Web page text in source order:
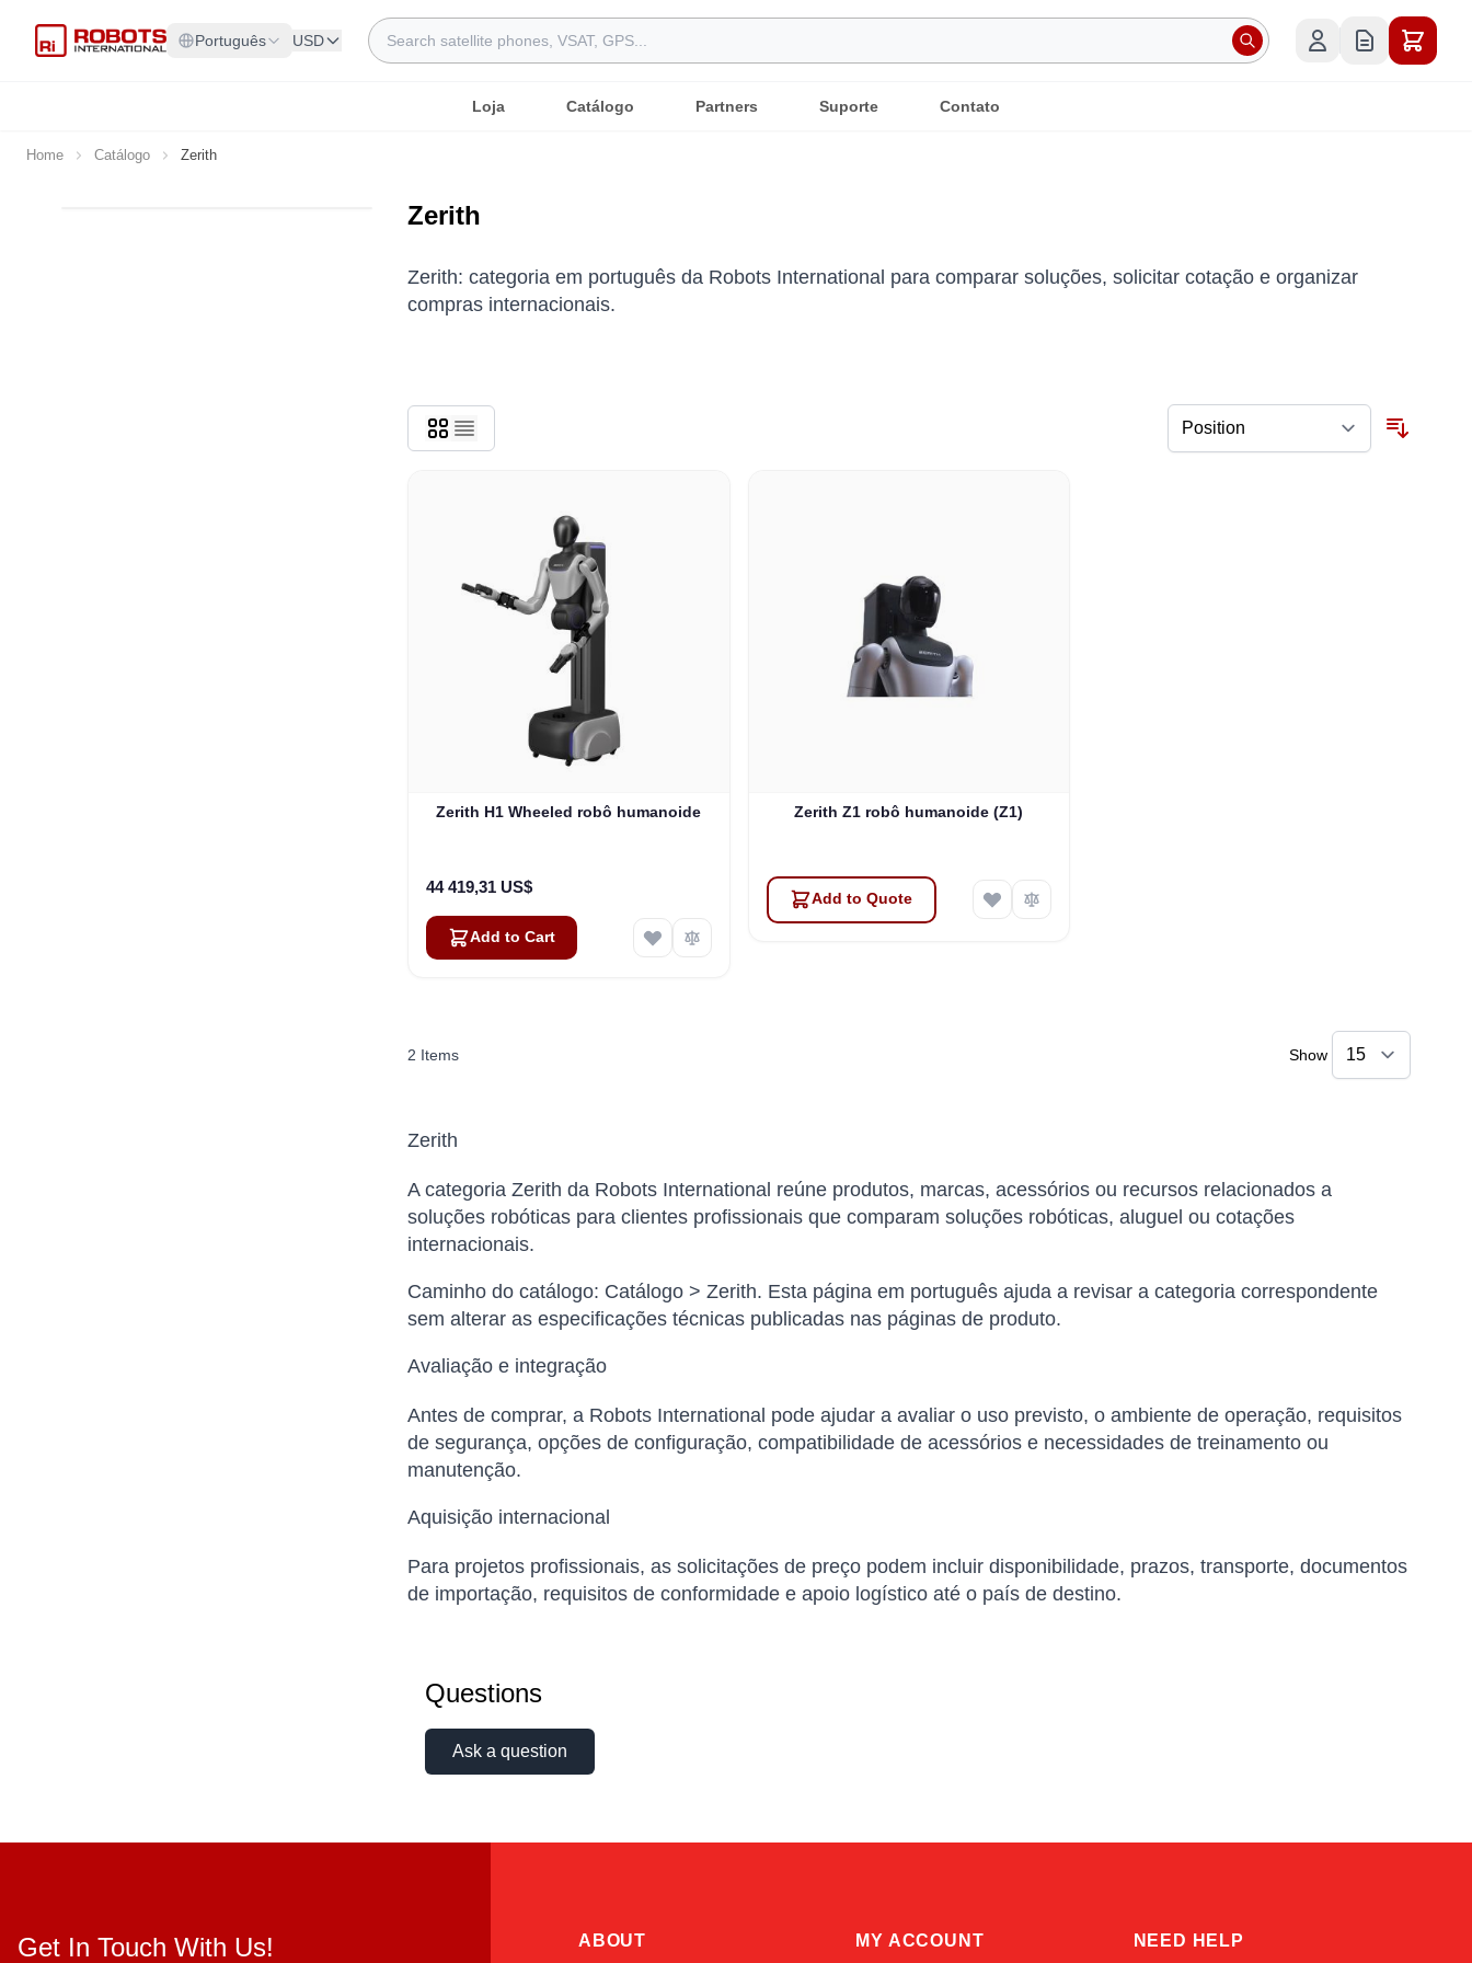
Português USD
Search
Loja Catálogo Partners Suporte Contato
Home Catálogo Zerith
Zerith
Zerith: categoria em português da Robots International para comparar soluções, solicitar cotação e organizar
compras internacionais.
Zerith H1 Wheeled robô humanoide
44 419,31 US$
Add to Cart
Zerith Z1 robô humanoide (Z1)
Add to Quote
2 Items Show
Zerith
A categoria Zerith da Robots International reúne produtos, marcas, acessórios ou recursos relacionados a
soluções robóticas para clientes profissionais que comparam soluções robóticas, aluguel ou cotações
internacionais.
Caminho do catálogo: Catálogo > Zerith. Esta página em português ajuda a revisar a categoria correspondente
sem alterar as especificações técnicas publicadas nas páginas de produto.
Avaliação e integração
Antes de comprar, a Robots International pode ajudar a avaliar o uso previsto, o ambiente de operação, requisitos
de segurança, opções de configuração, compatibilidade de acessórios e necessidades de treinamento ou
manutenção.
Aquisição internacional
Para projetos profissionais, as solicitações de preço podem incluir disponibilidade, prazos, transporte, documentos
de importação, requisitos de conformidade e apoio logístico até o país de destino.
Questions
Ask a question
Get In Touch With Us! ABOUT MY ACCOUNT NEED HELP